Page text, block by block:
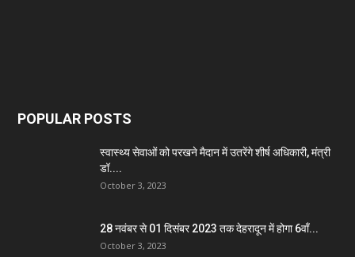
POPULAR POSTS
स्वास्थ्य सेवाओं को परखने मैदान में उतरेंगे शीर्ष अधिकारी, मंत्री
डॉ....
October 3, 2023
28 नवंबर से 01 दिसंबर 2023 तक देहरादून में होगा 6वाँ...
October 3, 2023